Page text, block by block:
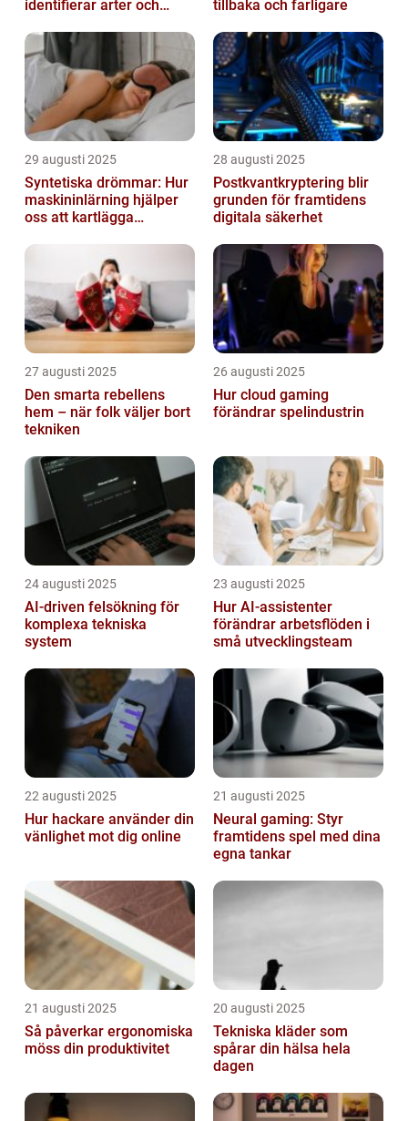
identifierar arter och
mobilen
tillbaka och farligare
29 augusti 2025
Syntetiska drömmar: Hur
maskininlärning hjälper
oss att kartlägga
28 augusti 2025
Postkvantkryptering blir
grunden för framtidens
digitala säkerhet
27 augusti 2025
Den smarta rebellens
hem – när folk väljer bort
tekniken
26 augusti 2025
Hur cloud gaming
förändrar spelindustrin
24 augusti 2025
AI‑driven felsökning för
komplexa tekniska
system
23 augusti 2025
Hur AI-assistenter
förändrar arbetsflöden i
små utvecklingsteam
22 augusti 2025
Hur hackare använder din
vänlighet mot dig online
21 augusti 2025
Neural gaming: Styr
framtidens spel med dina
egna tankar
21 augusti 2025
Så påverkar ergonomiska
möss din produktivitet
20 augusti 2025
Tekniska kläder som
spårar din hälsa hela
dagen